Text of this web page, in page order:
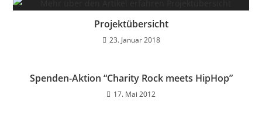
Projektübersicht
23. Januar 2018
Spenden-Aktion “Charity Rock meets HipHop”
17. Mai 2012